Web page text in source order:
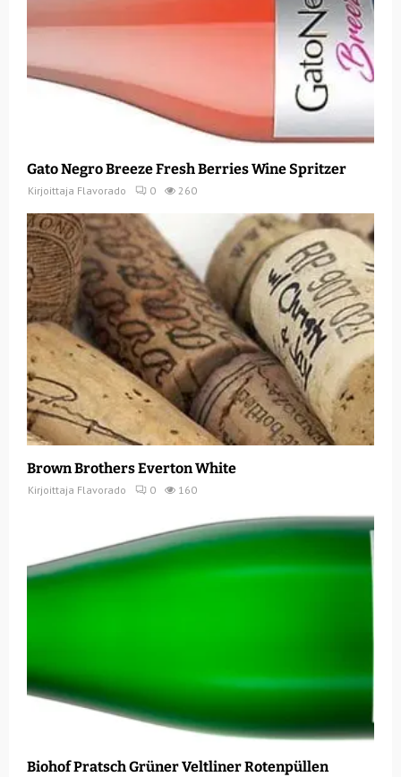
Gato Negro Breeze Fresh Berries Wine Spritzer
Kirjoittaja Flavorado 0 260
Brown Brothers Everton White
Kirjoittaja Flavorado 0 160
Biohof Pratsch Grüner Veltliner Rotenpüllen